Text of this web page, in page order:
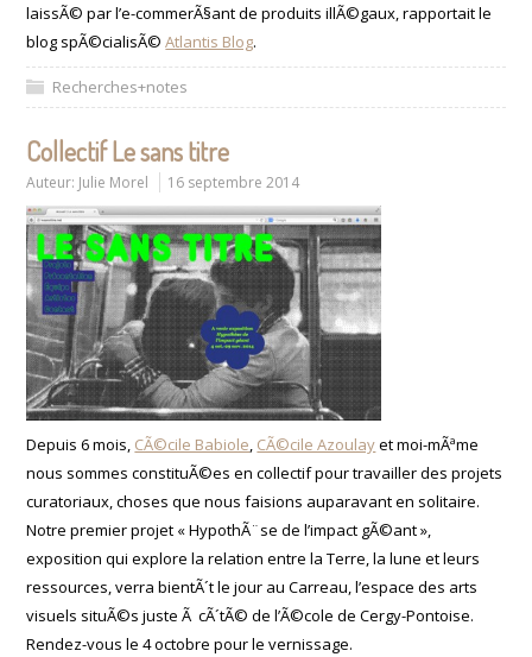
laissÃ© par l’e-commerÃ§ant de produits illÃ©gaux, rapportait le
blog spÃ©cialisÃ©Atlantis Blog.
Recherches+notes
Collectif Le sans titre
Auteur: Julie Morel 16 septembre 2014
Depuis 6 mois, CÃ©cile Babiole, CÃ©cile Azoulayet moi-mÃªme
nous sommes constituÃ©es en collectif pour travailler des projets
curatoriaux, choses que nous faisions auparavant en solitaire.
Notre premier projet « HypothÃ¨se de l’impact gÃ©ant »,
exposition qui explore la relation entre la Terre, la lune et leurs
ressources, verra bientÃ´t le jour au Carreau, l’espace des arts
visuels situÃ©s juste Ã cÃ´tÃ© de l’Ã©cole de Cergy-Pontoise.
Rendez-vous le 4 octobre pour le vernissage.